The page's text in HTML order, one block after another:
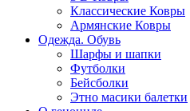
Классические Ковры
Армянские Ковры
Одежда. Обувь
Шарфы и шапки
Футболки
Бейсболки
Этно масики балетки